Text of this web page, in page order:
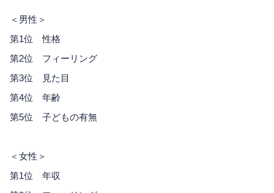
＜男性＞
第1位 性格
第2位 フィーリング
第3位 見た目
第4位 年齢
第5位 子どもの有無
＜女性＞
第1位 年収